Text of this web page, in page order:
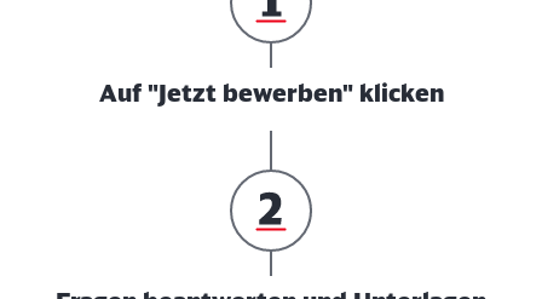
Auf "Jetzt bewerben" klicken